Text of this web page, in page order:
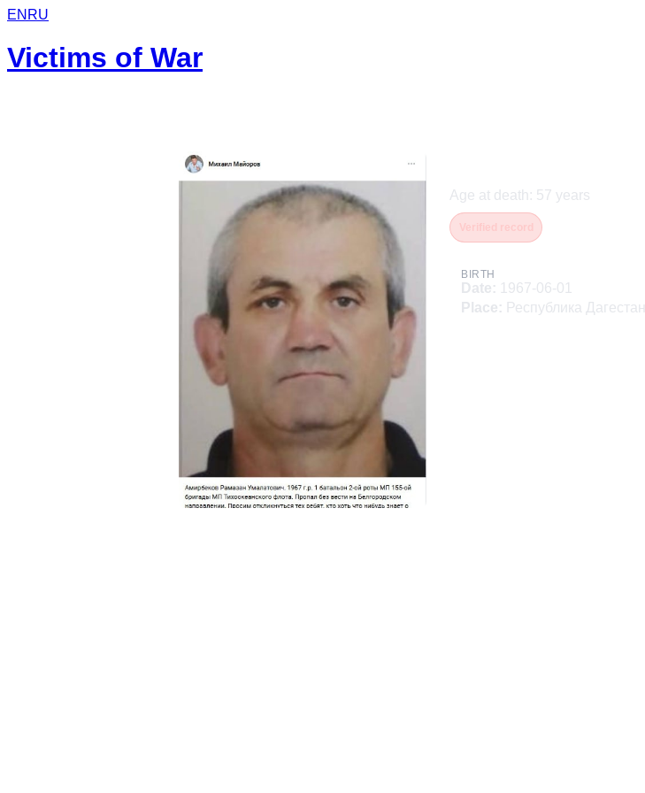
EN RU
Victims of War
Age at death : 57 years
BIRTH
Date: 1967-06-01
Place: Республика Дагестан